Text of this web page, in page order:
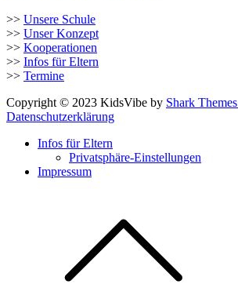
>> Unsere Schule
>> Unser Konzept
>> Kooperationen
>> Infos für Eltern
>> Termine
Copyright © 2023 KidsVibe by Shark Themes
Datenschutzerklärung
Infos für Eltern
Privatsphäre-Einstellungen
Impressum